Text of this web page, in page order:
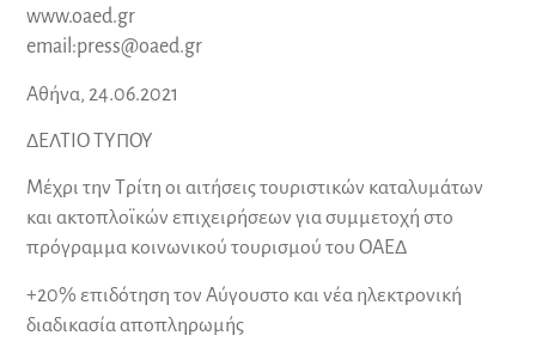
www.oaed.gr
email:press@oaed.gr
Αθήνα, 24.06.2021
ΔΕΛΤΙΟ ΤΥΠΟΥ
Μέχρι την Τρίτη οι αιτήσεις τουριστικών καταλυμάτων
και ακτοπλοϊκών επιχειρήσεων για συμμετοχή στο
πρόγραμμα κοινωνικού τουρισμού του ΟΑΕΔ
+20% επιδότηση τον Αύγουστο και νέα ηλεκτρονική
διαδικασία αποπληρωμής